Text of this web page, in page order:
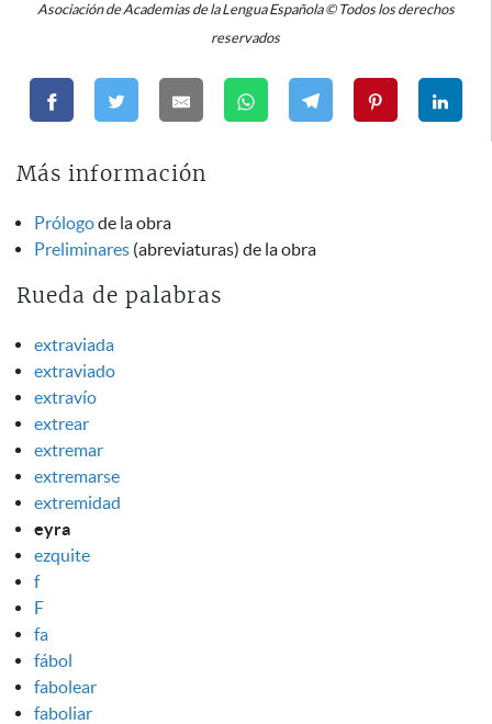
Asociación de Academias de la Lengua Española © Todos los derechos
reservados
Más información
Prólogode la obra
Preliminares (abreviaturas) de la obra
Rueda de palabras
extraviada
extraviado
extravío
extrear
extremar
extremarse
extremidad
eyra
ezquite
f
F
fa
fábol
fabolear
faboliar